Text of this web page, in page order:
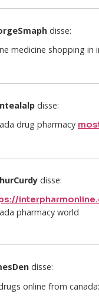
disse:
medicine shopping in
disse:
drug pharmacy
disse:
pharmacy world
disse:
online from canada: